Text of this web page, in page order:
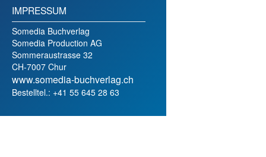
IMPRESSUM
Somedia Buchverlag
Somedia Production AG
Sommeraustrasse 32
CH-7007 Chur
www.somedia-buchverlag.ch
Bestelltel.: +41 55 645 28 63